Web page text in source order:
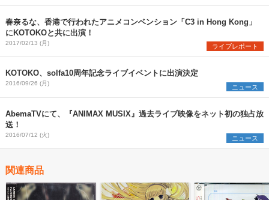
春奈るな、香港で行われたアニメコンベンション「C3 in Hong Kong」
にKOTOKOと共に出演！
2017/02/13 (月) ライブレポート
KOTOKO、solfa10周年記念ライブイベントに出演決定
2016/09/26 (月) ニュース
AbemaTVにて、『ANIMAX MUSIX』過去ライブ映像をネット初の独占放
送！
2016/07/12 (火) ニュース
関連商品